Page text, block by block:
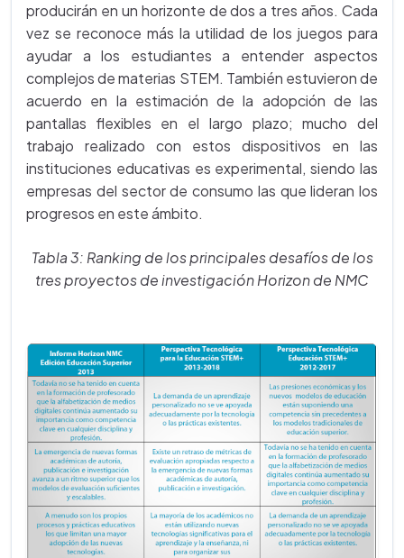
producirán en un horizonte de dos a tres años. Cada
vez se reconoce más la utilidad de los juegos para
ayudar a los estudiantes a entender aspectos
complejos de materias STEM. También estuvieron de
acuerdo en la estimación de la adopción de las
pantallas flexibles en el largo plazo; mucho del
trabajo realizado con estos dispositivos en las
instituciones educativas es experimental, siendo las
empresas del sector de consumo las que lideran los
progresos en este ámbito.
Tabla 3: Ranking de los principales desafíos de los
tres proyectos de investigación Horizon de NMC